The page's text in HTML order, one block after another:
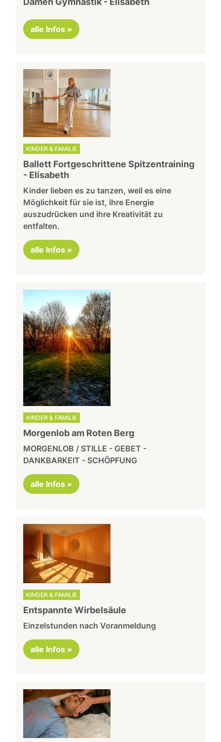
alle Infos »
KINDER & FAMILIE
Ballett Fortgeschrittene Spitzentraining
- Elisabeth
Kinder lieben es zu tanzen, weil es eine
Möglichkeit für sie ist, ihre Energie
auszudrücken und ihre Kreativität zu
entfalten.
alle Infos »
KINDER & FAMILIE
Morgenlob am Roten Berg
MORGENLOB / STILLE - GEBET -
DANKBARKEIT - SCHÖPFUNG
alle Infos »
KINDER & FAMILIE
Entspannte Wirbelsäule
Einzelstunden nach Voranmeldung
alle Infos »